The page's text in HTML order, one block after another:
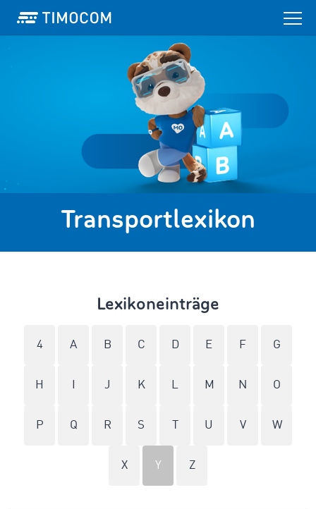
Transportlexikon
Lexikoneinträge
4 A B C D E F G
H J K L M N O
P Q R S U V W
X Y Z